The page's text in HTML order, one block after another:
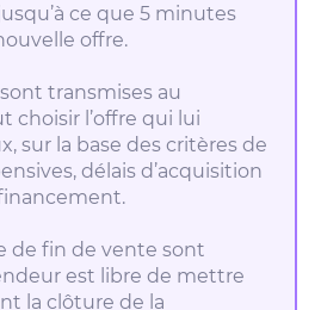
ce que 5 minutes
offre.
transmises au
choisir l’offre qui lui
sur la base des critères de
délais d’acquisition
de fin de vente sont
est libre de mettre
la clôture de la